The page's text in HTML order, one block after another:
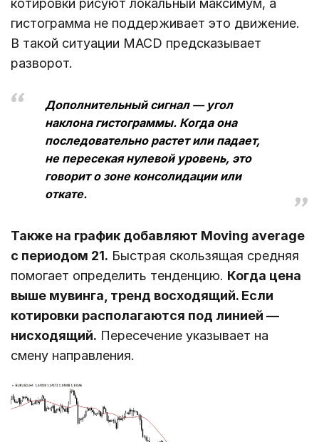
котировки рисуют локальный максимум, а
гистограмма не поддерживает это движение.
В такой ситуации MACD предсказывает
разворот.
Дополнительный сигнал ― угол
наклона гистограммы. Когда она
последовательно растет или падает,
не пересекая нулевой уровень, это
говорит о зоне консолидации или
откате.
Также на график добавляют Moving average
с периодом 21. Быстрая скользящая средняя
помогает определить тенденцию. Когда цена
выше мувинга, тренд восходящий. Если
котировки располагаются под линией ―
нисходящий. Пересечение указывает на
смену направления.